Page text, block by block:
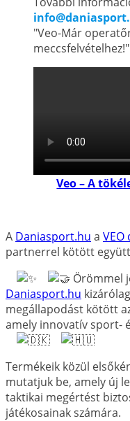
"Veo-Már
meccsfelvételhez!"
Veo – A
A Daniasport.hu a VEO
partnerrel kötött
Örömmel
Daniasport.hu
megállapodást kötött
amely innovatív sport-
Termékeik közül
mutatjuk be, amely új
taktikai megértést
játékosainak számára.